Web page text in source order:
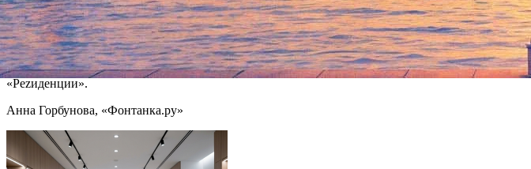
В день открытия, 23 сентября, театр PG Progect представит премьеру спектакля
мир с сумасшедшим поездом, с которого пытается сойти главный герой. Начало показа – в
Во второй день на площадке с лекциями выступят молодые режиссеры, художники и
психологического и документального театра, режиссер Михаил Чащин – об актерском
«Реzиденции».
Анна Горбунова, «Фонтанка.ру»